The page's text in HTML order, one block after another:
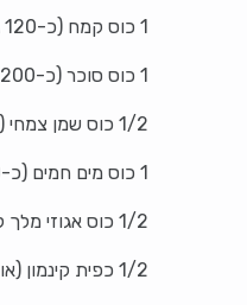
1 כוס קמח (כ-120 גרם)
1 כוס סוכר (כ-200 גרם)
1/2 כוס שמן צמחי (כ-120 מ"ל)
1 כוס מים חמים (כ-240 מ"ל)
1/2 כוס אגוזי מלך קצוצים (אופציונלי)
1/2 כפית קינמון (אופציונלי)